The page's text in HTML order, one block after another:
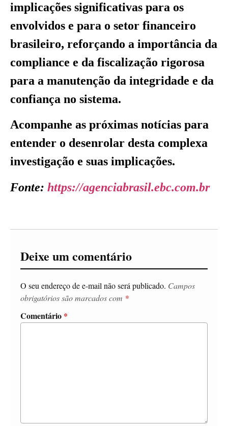
implicações significativas para os
envolvidos e para o setor financeiro
brasileiro, reforçando a importância da
compliance e da fiscalização rigorosa
para a manutenção da integridade e da
confiança no sistema.
Acompanhe as próximas notícias para
entender o desenrolar desta complexa
investigação e suas implicações.
Fonte: https://agenciabrasil.ebc.com.br
Deixe um comentário
O seu endereço de e-mail não será publicado. Campos
obrigatórios são marcados com *
Comentário *